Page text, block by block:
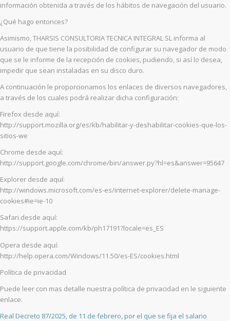
información obtenida a través de los hábitos de navegación del usuario.
¿Qué hago entonces?
Asimismo, THARSIS CONSULTORIA TECNICA INTEGRAL SL informa al
usuario de que tiene la posibilidad de configurar su navegador de modo
que se le informe de la recepción de cookies, pudiendo, si así lo desea,
impedir que sean instaladas en su disco duro.
A continuación le proporcionamos los enlaces de diversos navegadores,
a través de los cuales podrá realizar dicha configuración:
Firefox desde aquí:
http://support.mozilla.org/es/kb/habilitar-y-deshabilitar-cookies-que-los-
sitios-we
Chrome desde aquí:
http://support.google.com/chrome/bin/answer.py?hl=es&answer=95647
Explorer desde aquí:
http://windows.microsoft.com/es-es/internet-explorer/delete-manage-
cookies#ie=ie-10
Safari desde aquí:
https://support.apple.com/kb/ph17191?locale=es_ES
Opera desde aquí:
http://help.opera.com/Windows/11.50/es-ES/cookies.html
Política de privacidad
Puede leer con mas detalle nuestra política de privacidad en le siguiente
enlace.
Real Decreto 87/2025, de 11 de febrero, por el que se fija el salario